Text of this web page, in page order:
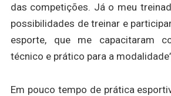
das competições. Já o meu
possibilidades de treinar e
esporte, que me capacitaram
técnico e prático para a
Em pouco tempo de prática